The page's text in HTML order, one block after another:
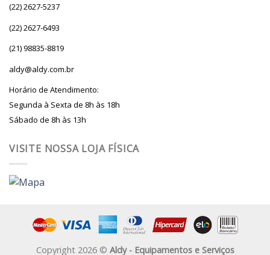
(22) 2627-5237
(22) 2627-6493
(21) 98835-8819
aldy@aldy.com.br
Horário de Atendimento:
Segunda à Sexta de 8h às 18h
Sábado de 8h às 13h
VISITE NOSSA LOJA FÍSICA
Copyright 2026 © Aldy - Equipamentos e Serviços